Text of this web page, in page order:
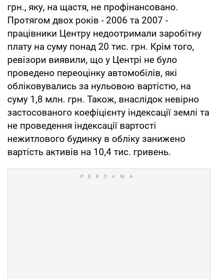
грн., яку, на щастя, не профінансовано.
Протягом двох років - 2006 та 2007 -
працівники Центру недоотримали заробітну
плату на суму понад 20 тис. грн. Крім того,
ревізори виявили, що у Центрі не було
проведено переоцінку автомобілів, які
обліковувались за нульовою вартістю, на
суму 1,8 млн. грн. Також, внаслідок невірно
застосованого коефіцієнту індексації землі та
не проведення індексації вартості
нежитлового будинку в обліку занижено
вартість активів на 10,4 тис. гривень.